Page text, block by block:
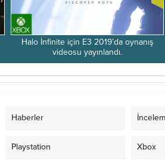
Halo İnfinite için E3 2019’da oynanış
videosu yayınlandı.
Haberler
Playstation Xbox